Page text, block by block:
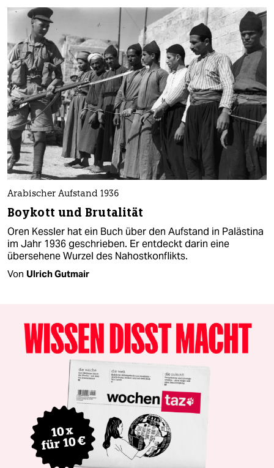
Arabischer Aufstand 1936
Boykott und Brutalität
Oren Kessler hat ein Buch über den Aufstand in Palästina
im Jahr 1936 geschrieben. Er entdeckt darin eine
übersehene Wurzel des Nahostkonflikts.
Von Ulrich Gutmair